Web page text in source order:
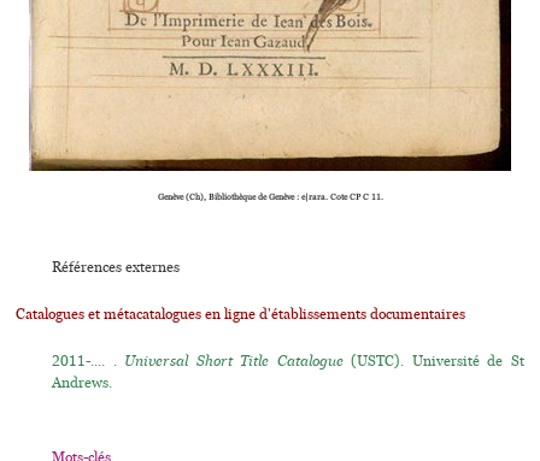
Genève (Ch), Bibliothèque de Genève : e|rara. Cote CP C 11.
Références externes
Catalogues et métacatalogues en ligne d'établissements documentaires
2011-.... . Universal Short Title Catalogue(USTC). Université de St
Andrews.